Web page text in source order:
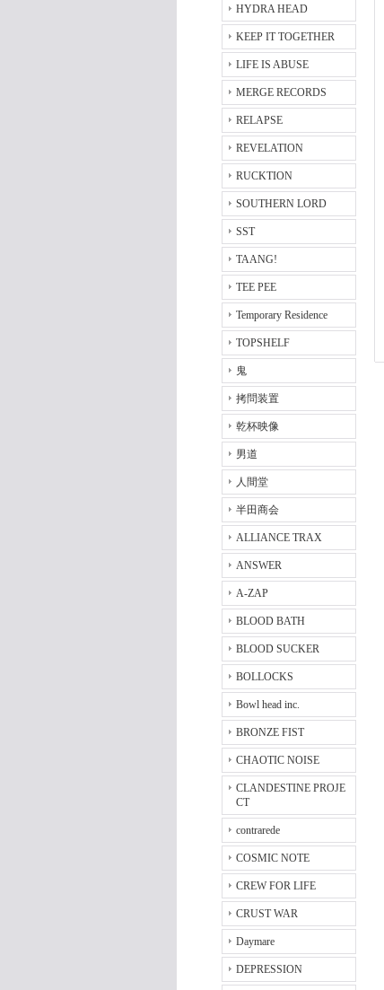
HYDRA HEAD
KEEP IT TOGETHER
LIFE IS ABUSE
MERGE RECORDS
RELAPSE
REVELATION
RUCKTION
SOUTHERN LORD
SST
TAANG!
TEE PEE
Temporary Residence
TOPSHELF
鬼
拷問装置
乾杯映像
男道
人間堂
半田商会
ALLIANCE TRAX
ANSWER
A-ZAP
BLOOD BATH
BLOOD SUCKER
BOLLOCKS
Bowl head inc.
BRONZE FIST
CHAOTIC NOISE
CLANDESTINE PROJE
CT
contrarede
COSMIC NOTE
CREW FOR LIFE
CRUST WAR
Daymare
DEPRESSION